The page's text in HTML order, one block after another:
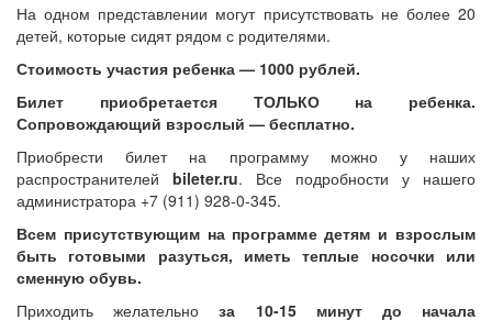
На одном представлении могут присутствовать не более 20
детей, которые сидят рядом с родителями.
Стоимость участия ребенка — 1000 рублей.
Билет приобретается ТОЛЬКО на ребенка.
Сопровождающий взрослый — бесплатно.
Приобрести билет на программу можно у наших
распространителей bileter.ru. Все подробности у нашего
администратора +7 (911) 928-0-345.
Всем присутствующим на программе детям и взрослым
быть готовыми разуться, иметь теплые носочки или
сменную обувь.
Приходить желательноза 10-15 минут до начала